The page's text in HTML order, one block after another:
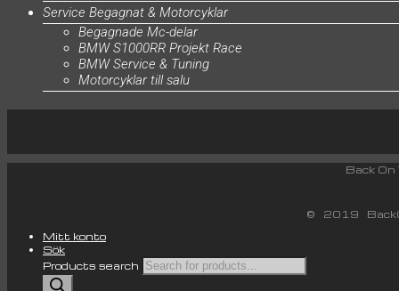
Service Begagnat & Motorcyklar
Begagnade Mc-delar
BMW S1000RR Projekt Race
BMW Service & Tuning
Motorcyklar till salu
© 2019
Mitt konto
Sök
Products search